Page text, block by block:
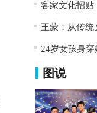
客家文化招
王蒙：从传统
24岁女孩身
图说